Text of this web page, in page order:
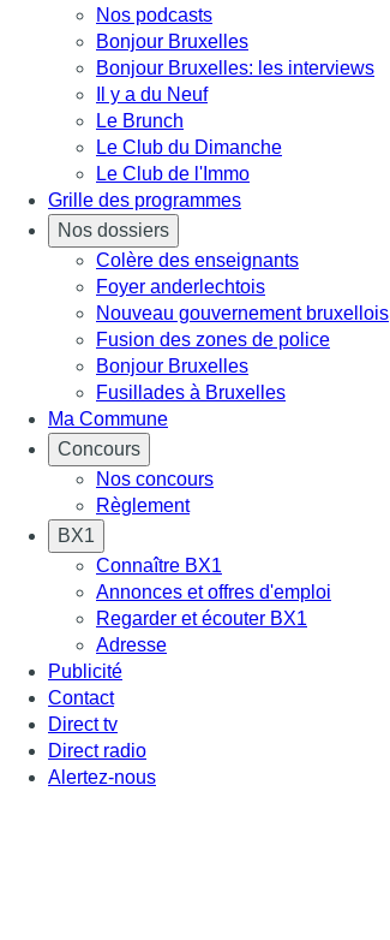
Nos podcasts
Bonjour Bruxelles
Bonjour Bruxelles: les interviews
Il y a du Neuf
Le Brunch
Le Club du Dimanche
Le Club de l'Immo
Grille des programmes
Nos dossiers
Colère des enseignants
Foyer anderlechtois
Nouveau gouvernement bruxellois
Fusion des zones de police
Bonjour Bruxelles
Fusillades à Bruxelles
Ma Commune
Concours
Nos concours
Règlement
BX1
Connaître BX1
Annonces et offres d'emploi
Regarder et écouter BX1
Adresse
Publicité
Contact
Direct tv
Direct radio
Alertez-nous